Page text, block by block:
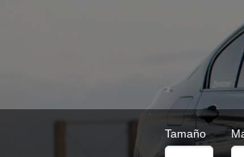
Tamaño